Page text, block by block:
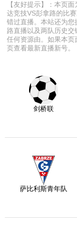
【友好提示】：本页
达竞技VS彭拿路的比
错过直播。本站还为
路直播以及两队历史
任何资源由。如果本
页查看最新直播新号。
剑桥联
萨比利斯青年队